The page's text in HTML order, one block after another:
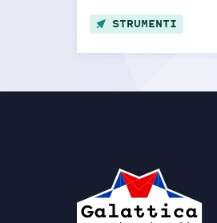
STRUMENTI